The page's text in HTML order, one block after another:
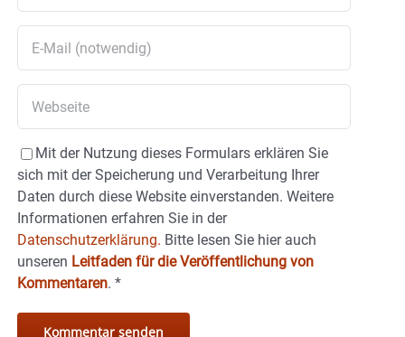
Mit der Nutzung dieses Formulars erklären Sie
sich mit der Speicherung und Verarbeitung Ihrer
Daten durch diese Website einverstanden. Weitere
Informationen erfahren Sie in der
Datenschutzerklärung. Bitte lesen Sie hier auch
unseren Leitfaden für die Veröffentlichung von
Kommentaren. *